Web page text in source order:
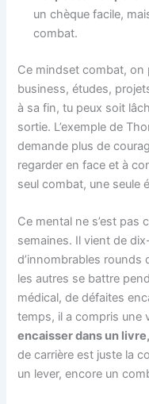
un chèque facile,
combat.
Ce mindset combat, on
business, études,
à sa fin, tu peux soit
sortie. L’exemple de
demande plus de
regarder en face et à
seul combat, une seule
Ce mental ne s’est pas
semaines. Il vient de
d’innombrables rounds
les autres se battre
médical, de défaites
temps, il a compris une
encaisser dans un
de carrière est juste la
un lever, encore un